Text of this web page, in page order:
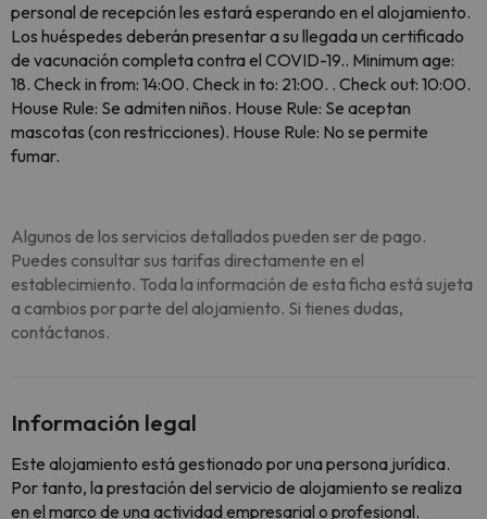
personal de recepción les estará esperando en el alojamiento.
Los huéspedes deberán presentar a su llegada un certificado
de vacunación completa contra el COVID-19.. Minimum age:
18. Check in from: 14:00. Check in to: 21:00. . Check out: 10:00.
House Rule: Se admiten niños. House Rule: Se aceptan
mascotas (con restricciones). House Rule: No se permite
fumar.
Algunos de los servicios detallados pueden ser de pago.
Puedes consultar sus tarifas directamente en el
establecimiento. Toda la información de esta ficha está sujeta
a cambios por parte del alojamiento. Si tienes dudas,
contáctanos.
Información legal
Este alojamiento está gestionado por una persona jurídica.
Por tanto, la prestación del servicio de alojamiento se realiza
en el marco de una actividad empresarial o profesional.